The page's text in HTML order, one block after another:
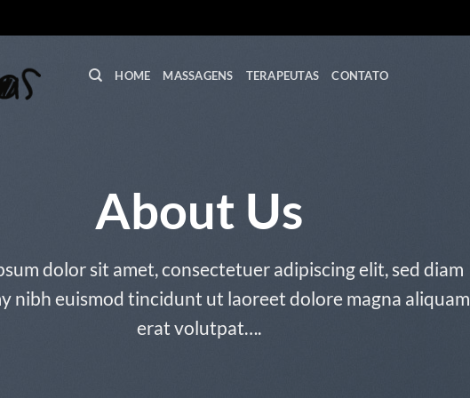
HOME MASSAGENS TERAPEUTAS CONTATO
About Us
dolor sit amet, consectetuer adipiscing elit, sed diam
nibh euismod tincidunt ut laoreet dolore magna aliquam
erat volutpat….